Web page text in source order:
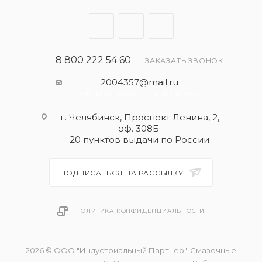
Porsche A40
Renault RN0700
MB 229.1
Рекомендации
Fiat 9.55535-H2
8 800 222 54 60 ЗАКАЗАТЬ ЗВОНОК
2004357@mail.ru
г. Челябинск, Проспект Ленина, 2,
оф. 308Б
20 пунктов выдачи по России
ПОДПИСАТЬСЯ НА РАССЫЛКУ
ПОЛИТИКА КОНФИДЕНЦИАЛЬНОСТИ
2026 © ООО "Индустриальный Партнер". Смазочные